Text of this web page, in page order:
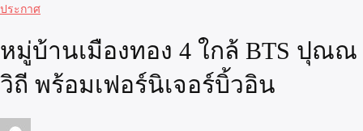
ประกาศ
หมู่บ้านเมืองทอง 4 ใกล้ BTS ปุณณ
วิถี พร้อมเฟอร์นิเจอร์บิ้วอิน